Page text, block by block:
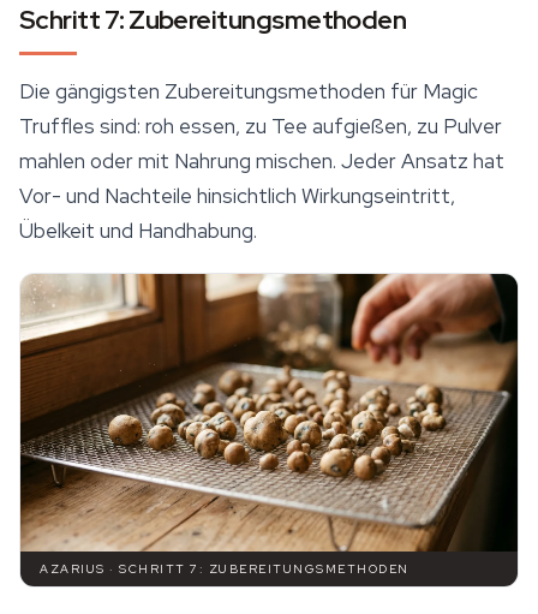
Schritt 7: Zubereitungsmethoden
Die gängigsten Zubereitungsmethoden für Magic
Truffles sind: roh essen, zu Tee aufgießen, zu Pulver
mahlen oder mit Nahrung mischen. Jeder Ansatz hat
Vor- und Nachteile hinsichtlich Wirkungseintritt,
Übelkeit und Handhabung.
AZARIUS · SCHRITT 7: ZUBEREITUNGSMETHODEN